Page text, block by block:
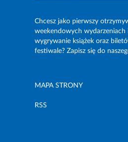
Chcesz jako pierwszy
weekendowych wydarzeniach
wygrywanie książek oraz
festiwale? Zapisz się do
MAPA STRONY
RSS